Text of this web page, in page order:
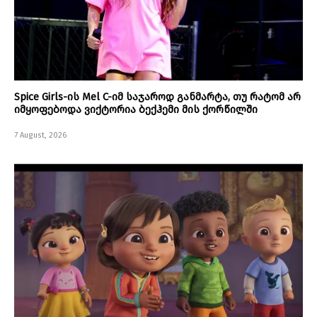
Spice Girls-ის Mel C-იმ საჯაროდ განმარტა, თუ რატომ არ
იმყოფებოდა ვიქტორია ბექჰემი მის ქორწილში
7 August, 2026